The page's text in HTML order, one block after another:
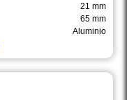
21 mm
65 mm
Aluminio